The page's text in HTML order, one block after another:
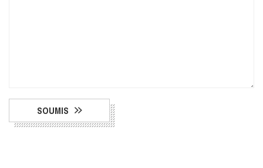
SOUMIS